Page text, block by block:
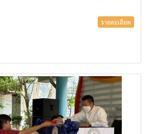
รายละเอียด